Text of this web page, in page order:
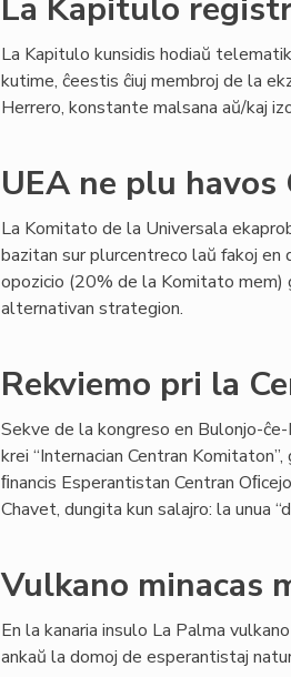
La Kapitulo
La Kapitulo kunsidis hodiaŭ
kutime, ĉeestis ĉiuj membroj de la
Herrero, konstante malsana aŭ/kaj
UEA ne plu
La Komitato de la Universala
bazitan sur plurcentreco laŭ fakoj en
opozicio (20% de la Komitato mem)
alternativan strategion.
Rekviemo pri la
Sekve de la kongreso en Bulonjo-
krei “Internacian Centran
ﬁnancis Esperantistan Centran
Chavet, dungita kun salajro: la unua
Vulkano minacas
En la kanaria insulo La Palma
ankaŭ la domoj de esperantistaj